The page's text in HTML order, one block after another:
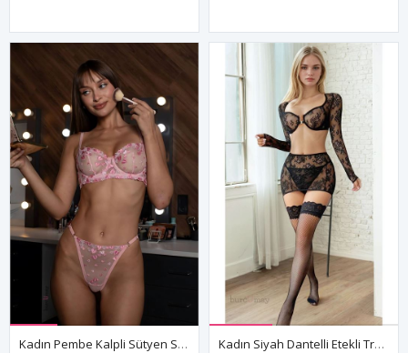
Kadın Pembe Kalpli Sütyen String Seksi Transparan Fantezi İç Çamaşırı Takımı Kadın Siyah Dantelli Etekli Transparan Kol Bantlı Seksi Fantezi İç Çamaşırı Takımı